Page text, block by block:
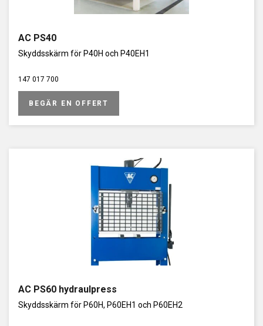
AC PS40
Skyddsskärm för P40H och P40EH1
147 017 700
BEGÄR EN OFFERT
AC PS60 hydraulpress
Skyddsskärm för P60H, P60EH1 och P60EH2